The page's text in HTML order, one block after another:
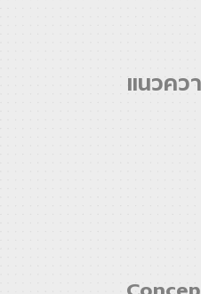
แนวคว